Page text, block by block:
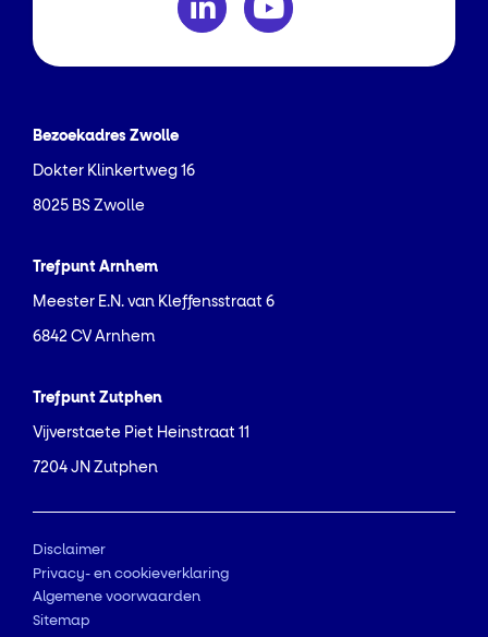
Bezoekadres Zwolle
Dokter Klinkertweg 16
8025 BS Zwolle
Trefpunt Arnhem
Meester E.N. van Kleffensstraat 6
6842 CV Arnhem
Trefpunt Zutphen
Vijverstaete Piet Heinstraat 11
7204 JN Zutphen
Disclaimer
Privacy- en cookieverklaring
Algemene voorwaarden
Sitemap